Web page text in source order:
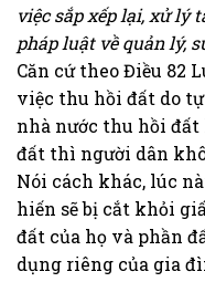
việc sắp xếp lại, xử lý
pháp luật về quản lý,
Căn cứ theo Điều 82
việc thu hồi đất do
nhà nước thu hồi
đất thì người dân
Nói cách khác, lúc
hiến sẽ bị cắt khỏi
đất của họ và phần
dụng riêng của gia